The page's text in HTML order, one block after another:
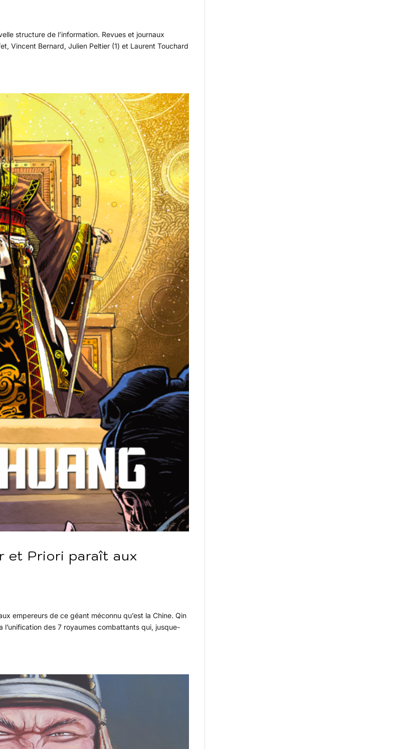
structure de l’information. Revues et journaux
Vincent Bernard, Julien Peltier (1) et Laurent Touchard
et Priori paraît aux
empereurs de ce géant méconnu qu’est la Chine. Qin
des 7 royaumes combattants qui, jusque-